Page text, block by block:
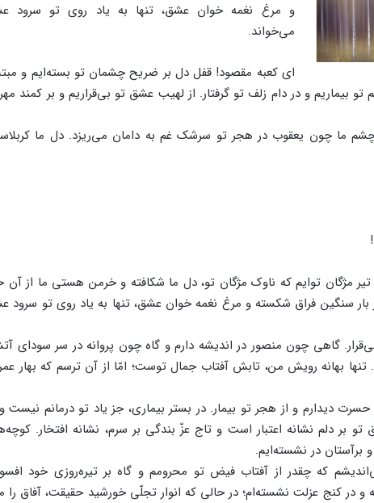
و مرغ نغمه خوان عشق، تنها به یاد روی تو سرود
می‌خواند.
ای کعبه مقصود! قفل دل بر ضریح چشمان تو بسته‌ایم و
بیماریم و در دام زلف تو گرفتار. از لهیب عشق تو بی‌قراریم و بر کمند
ما چون یعقوب در هجر تو سرشک غم به دامان می‌ریزد. دل ما
مژگان توایم که ناوک مژگان تو، دل ما شکافته و خرمن هستی ما از آن
سنگین فراق شکسته و مرغ نغمه خوان عشق، تنها به یاد روی تو سرود
گاهی چون منصور در اندیشه دارم و گاه چون پروانه در سر سودای
بهانه رویش من، تابش آفتاب جمال توست؛ امّا از آن ترسم که بهار
دیدارم و از هجر تو بیمار. در بستر بیماری، جز یاد تو درمانم نیست
بر دلم نشانه اعتبار است و تاج عزّ بندگی بر سرم، نشانه افتخار.
برآستان در نشسته‌ایم.
که چقدر از آفتاب فیض تو محرومم و گاه بر تیره‌روزی خود
در کنج عزلت نشسته‌ام؛ در حالی که انوار تجلّی خورشید حقیقت، آفاق را